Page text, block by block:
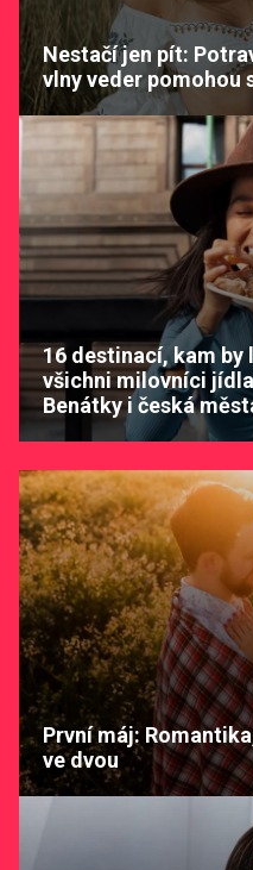
Nestačí jen pít:
vlny veder pomohou
16 destinací, kam
všichni milovníci
Benátky i česká
První máj:
ve dvou